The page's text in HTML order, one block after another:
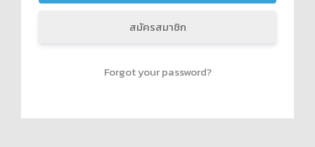
สมัครสมาชิก
Forgot your password?